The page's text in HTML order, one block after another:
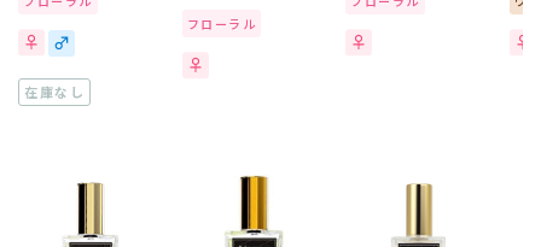
在庫なし
フローラル